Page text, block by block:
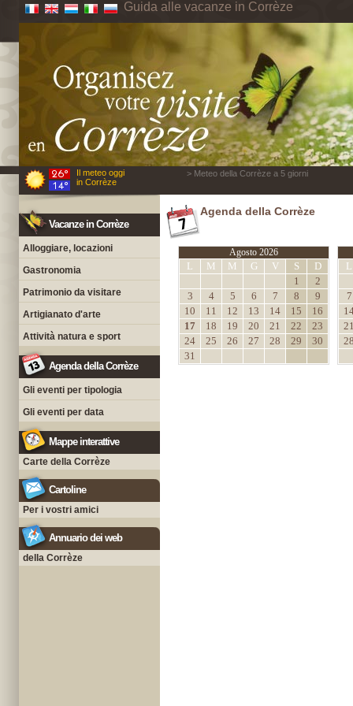
Guida alle vacanze in Corrèze
Il meteo oggi
in Corrèze
> Meteo della Corrèze a 5 giorni
Vacanze in Corrèze
Alloggiare, locazioni
Gastronomia
Patrimonio da visitare
Artigianato d'arte
Attività natura e sport
Agenda della Corrèze
Gli eventi per tipologia
Gli eventi per data
Mappe interattive
Carte della Corrèze
Cartoline
Per i vostri amici
Annuario dei web
della Corrèze
Agenda della Corrèze
Agosto 2026
L M M G V S
D
1
2
3
4 5 6 7 8
9
10
11 12 13 14 15
16
17
18 19 20 21 22
23
24
25 26 27 28 29
30
31
L
7